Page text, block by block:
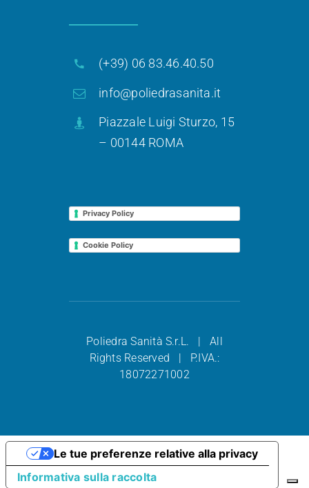
(+39) 06 83.46.40.50
info@poliedrasanita.it
Piazzale Luigi Sturzo, 15
– 00144 ROMA
Privacy Policy
Cookie Policy
Poliedra Sanità S.r.L. | All
Rights Reserved | P.IVA.:
18072271002
Informativa sulla raccolta
Le tue preferenze relative alla privacy